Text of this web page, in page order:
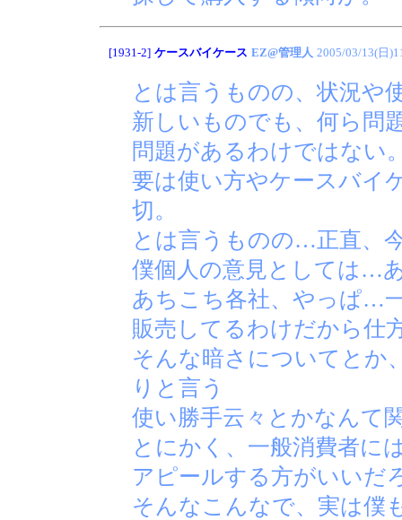
[1931-2] ケースバイケース EZ@管理人 2005/03/13(日
とは言うものの、状況や
新しいものでも、何ら問
問題があるわけではない
要は使い方やケースバイ
切。
とは言うものの…正直、
僕個人の意見としては…
あちこち各社、やっぱ…
販売してるわけだから仕
そんな暗さについてとか
りと言う
使い勝手云々とかなんて
とにかく、一般消費者に
アピールする方がいいだ
そんなこんなで、実は僕